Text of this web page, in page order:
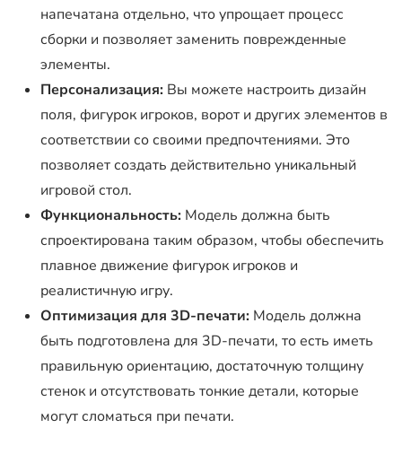
напечатана отдельно, что упрощает процесс
сборки и позволяет заменить поврежденные
элементы.
Персонализация: Вы можете настроить дизайн
поля, фигурок игроков, ворот и других элементов в
соответствии со своими предпочтениями. Это
позволяет создать действительно уникальный
игровой стол.
Функциональность: Модель должна быть
спроектирована таким образом, чтобы обеспечить
плавное движение фигурок игроков и
реалистичную игру.
Оптимизация для 3D-печати: Модель должна
быть подготовлена для 3D-печати, то есть иметь
правильную ориентацию, достаточную толщину
стенок и отсутствовать тонкие детали, которые
могут сломаться при печати.